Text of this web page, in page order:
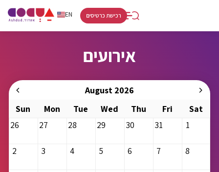
EN
HE
רכישת כרטיסים
אירועים
August 2026
Sun
Mon Tue Wed Thu Fri
Sat
26
27 28 29 30 31 1
2 3 4 5 6 7 8